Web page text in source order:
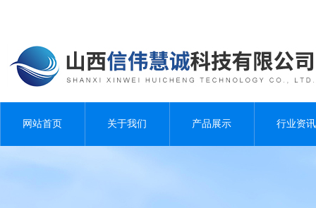
网站首页 关于我们 产品展示 行业资讯